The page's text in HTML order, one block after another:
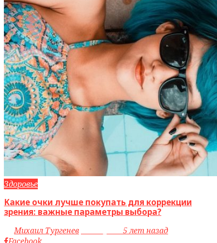
Здоровье
Какие очки лучше покупать для коррекции
зрения: важные параметры выбора?
byМихаил Тургенев
5 лет назад